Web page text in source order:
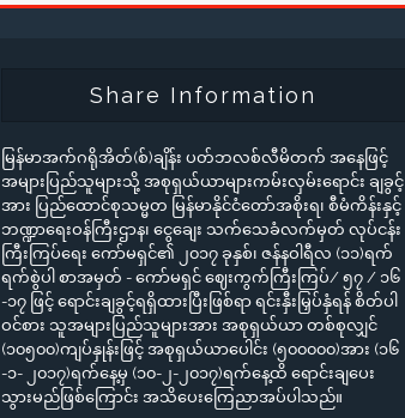
Share Information
မြန်မာအက်ဂရိုအိတ်(စ်)ချိန်း ပတ်ဘလစ်လီမိတက် အနေဖြင့်
အများပြည်သူများသို့ အစုရှယ်ယာများကမ်းလှမ်းရောင်း ချခွင့်
အား ပြည်ထောင်စုသမ္မတ မြန်မာနိုင်ငံတော်အစိုးရ၊ စီမံကိန်းနှင့်
ဘဏ္ဍာရေးဝန်ကြီးဌာန၊ ငွေချေး သက်သေခံလက်မှတ် လုပ်ငန်း
ကြီးကြပ်ရေး ကော်မရှင်၏ ၂၀၁၇ ခုနှစ်၊ ဇန်နဝါရီလ (၁၁)ရက်
ရက်စွဲပါ စာအမှတ် - ကော်မရှင် ဈေးကွက်ကြီးကြပ်/ ၅၇ / ၁၆
-၁၇ ဖြင့် ရောင်းချခွင့်ရရှိထားပြီးဖြစ်ရာ ရင်းနှီးမြှပ်နှံရန် စိတ်ပါ
ဝင်စား သူအများပြည်သူများအား အစုရှယ်ယာ တစ်စုလျှင်
(၁၀၅၀၀)ကျပ်နှုန်းဖြင့် အစုရှယ်ယာပေါင်း (၅၀၀၀၀၀)အား (၁၆
-၁- ၂၀၁၇)ရက်နေ့မှ (၁၀-၂-၂၀၁၇)ရက်နေ့ထိ ရောင်းချပေး
သွားမည်ဖြစ်ကြောင်း အသိပေးကြေညာအပ်ပါသည်။